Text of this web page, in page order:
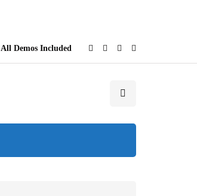
All Demos Included